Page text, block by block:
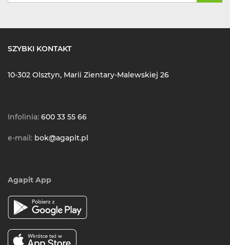
SZYBKI KONTAKT
10-302 Olsztyn, Marii Zientary-Malewskiej 26
Infolinia: 600 33 55 66
e-mail: bok@agapit.pl
Agapit App